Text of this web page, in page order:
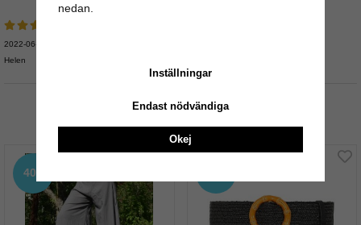
2022-06-07
Helen
40%
nedan.
Inställningar
Endast nödvändiga
Okej